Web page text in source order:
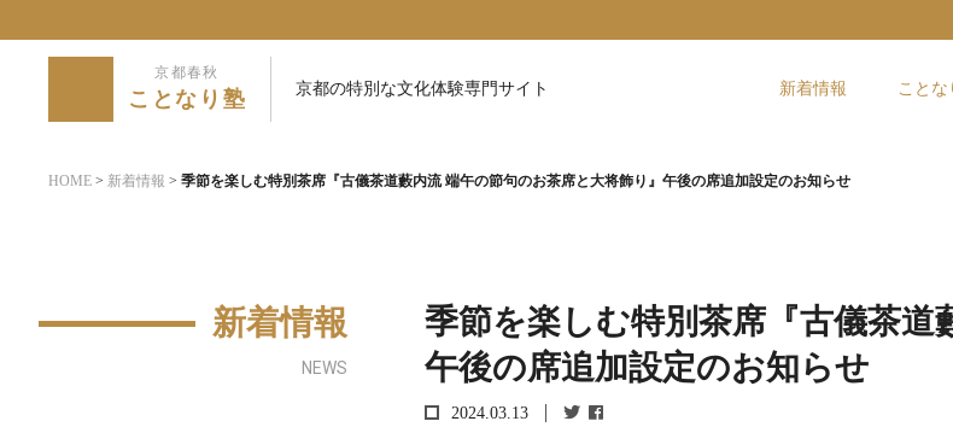
京都春秋
ことなり塾 京都の特別な文化体験専門サイト 新着情報 ことな
HOME > 新着情報 > 季節を楽しむ特別茶席『古儀茶道藪内流 端午の節句のお茶席と大将飾り』午後の席追加設定のお知らせ
新着情報
NEWS
季節を楽しむ特別茶席『古儀茶道
午後の席追加設定のお知らせ
2024.03.13